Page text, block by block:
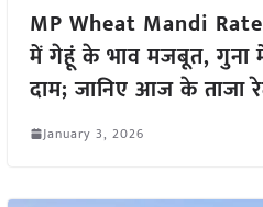
MP Wheat Mandi
में गेहूं के भाव मजबूत, गुना
दाम; जानिए आज के ताजा
January 3, 2026